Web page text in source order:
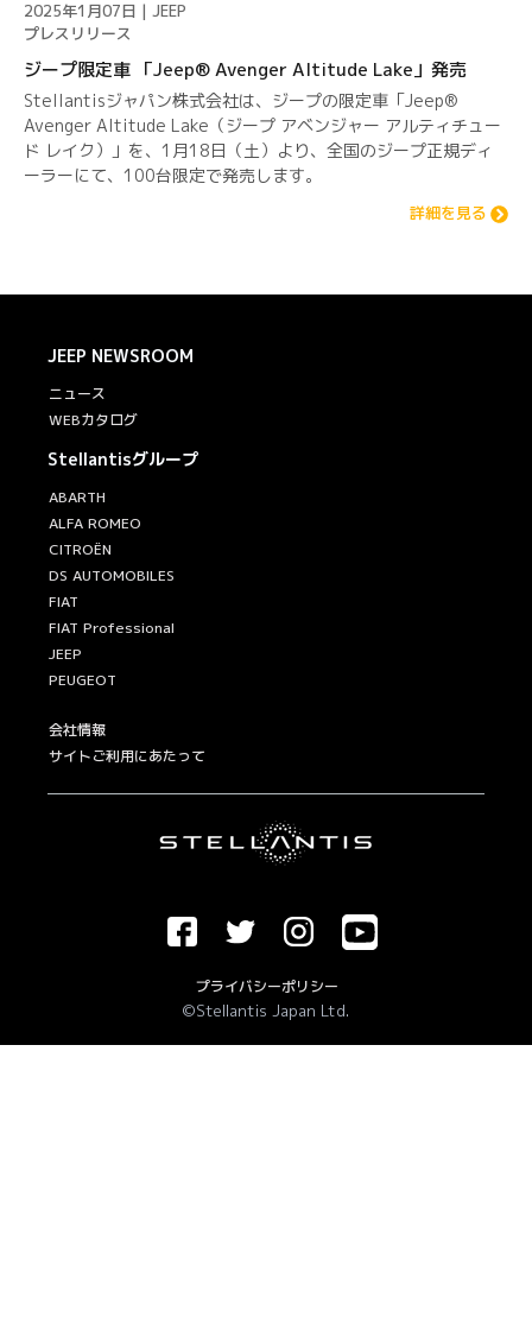
2025年1月07日 | JEEP
プレスリリース
ジープ限定車 「Jeep® Avenger Altitude Lake」発売
Stellantisジャパン株式会社は、ジープの限定車「Jeep®
Avenger Altitude Lake（ジープ アベンジャー アルティチュー
ド レイク）」を、1月18日（土）より、全国のジープ正規ディ
ーラーにて、100台限定で発売します。
詳細を見る
JEEP NEWSROOM
ニュース
WEBカタログ
Stellantisグループ
ABARTH
ALFA ROMEO
CITROËN
DS AUTOMOBILES
FIAT
FIAT Professional
JEEP
PEUGEOT
会社情報
サイトご利用にあたって
©Stellantis Japan Ltd.
プライバシーポリシー